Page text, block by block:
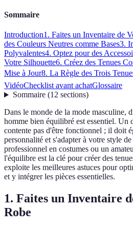
Sommaire
Introduction1. Faites un Inventaire de
des Couleurs Neutres comme Bases3.
Polyvalentes4. Optez pour des
Votre Silhouette6. Créez des Tenues
Mise à Jour8. La Règle des Trois
VidéoChecklist avant achatGlossaire
Sommaire(12 sections)
Dans le monde de la mode masculine,
homme bien équilibré est essentiel. Un
contente pas d'être fonctionnel ; il doit
personnalité et s'adapter à votre style
professionnel en costumes ou un
l'équilibre est la clé pour créer des
exploite les meilleures astuces pour
et y intégrer les pièces essentielles.
1. Faites un Inventaire
Robe